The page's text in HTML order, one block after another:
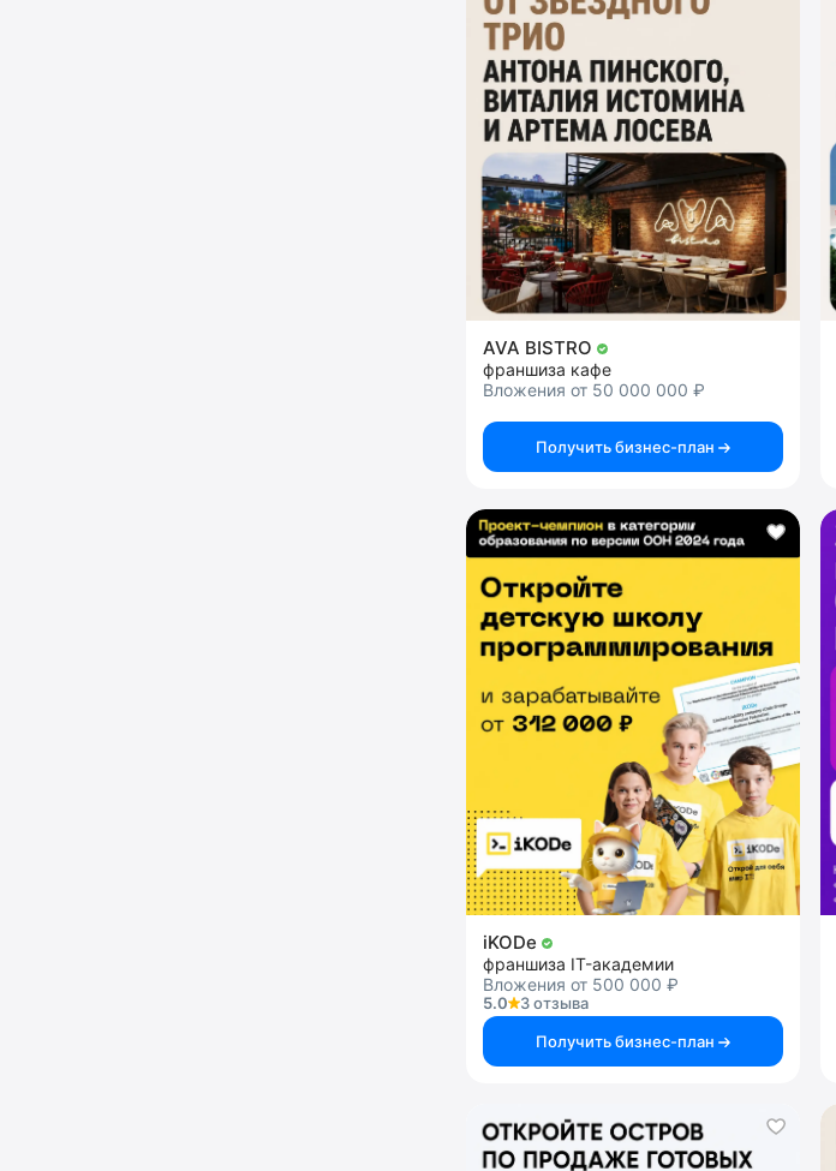
AVA BISTRO
франшиза кафе
Вложения от 50 000 000 ₽
Получить бизнес-план
iKODe
франшиза IT-академии
Вложения от 500 000 ₽
5.0
3 отзыва
Получить бизнес-план